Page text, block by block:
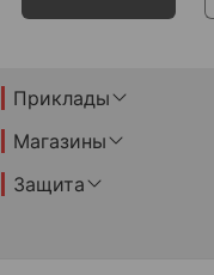
Приклады
Магазины
Защита